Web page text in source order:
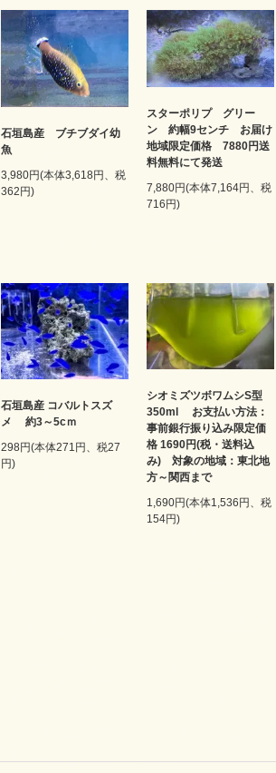
石垣島産 ブチブダイ幼
魚
3,980円(本体3,618円、税
362円)
スターポリプ グリー
ン 約幅9センチ お届け
地域限定価格 7880円送
料無料にて発送
7,880円(本体7,164円、税
716円)
石垣島産 コバルトスズ
メ 約3～5cｍ
298円(本体271円、税27
円)
シオミズツボワムシS型
350ml お支払い方法：
事前銀行振り込み限定価
格 1690円(税・送料込
み) 対象の地域：東北地
方～関西まで
1,690円(本体1,536円、税
154円)